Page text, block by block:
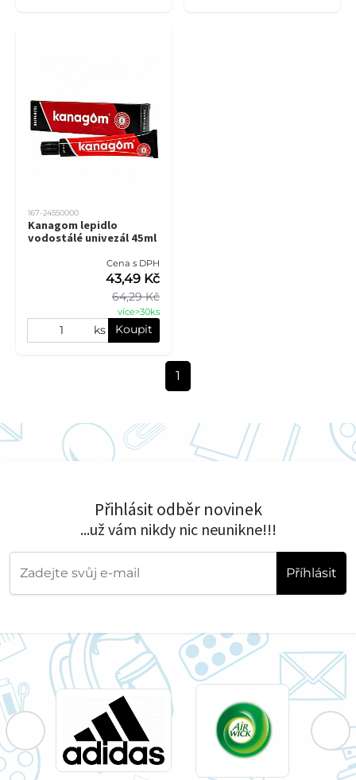
167-24550000
Kanagom lepidlo
vodostálé univezál 45ml
Cena s DPH
64,29 Kč
43,49 Kč
více>30ks
ks Koupit
1
Přihlásit odběr novinek
...už vám nikdy nic neunikne!!!
Příhlásit